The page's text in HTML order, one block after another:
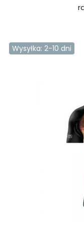
Wysyłka: 2-10 dni